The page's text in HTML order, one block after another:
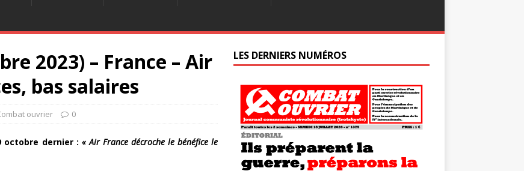
2023) – France – Air
bas salaires
ouvrier 0
octobre dernier : « Air France décroche le bénéfice le
LES DERNIERS NUMÉROS